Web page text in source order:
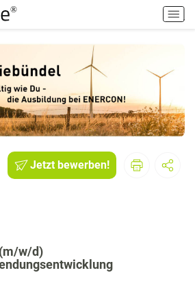
H
a
t
e
n
ü
i
Jetzt bewerben!
w/d)